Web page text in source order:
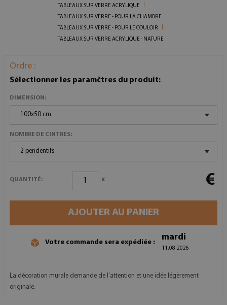
TABLEAUX SUR VERRE ACRYLIQUE
TABLEAUX SUR VERRE - POUR LA CHAMBRE
TABLEAUX SUR VERRE - POUR LE COULOIR
TABLEAUX SUR VERRE ACRYLIQUE - NATURE
Ordre :
Sélectionner les paramčtres du produit:
DIMENSION:
100x50 cm
NOMBRE DE CINTRES:
2 pendentifs
QUANTITÉ: x €
AJOUTER AU PANIER
Votre commande sera expédiée :
mardi
11.08.2026
La décoration murale demande de l'attention et une idée légèrement
originale.